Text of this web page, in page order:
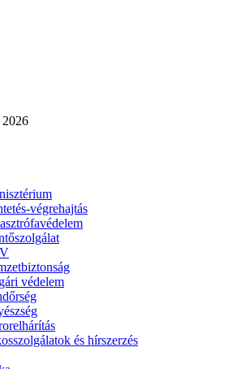
2026
végrehajtás
védelem
és hírszerzés